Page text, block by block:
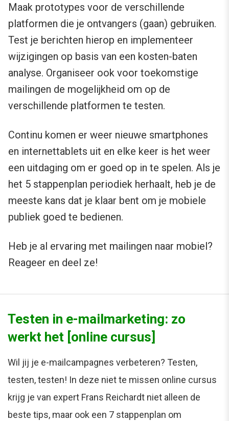
Maak prototypes voor de verschillende
platformen die je ontvangers (gaan) gebruiken.
Test je berichten hierop en implementeer
wijzigingen op basis van een kosten-baten
analyse. Organiseer ook voor toekomstige
mailingen de mogelijkheid om op de
verschillende platformen te testen.
Continu komen er weer nieuwe smartphones
en internettablets uit en elke keer is het weer
een uitdaging om er goed op in te spelen. Als je
het 5 stappenplan periodiek herhaalt, heb je de
meeste kans dat je klaar bent om je mobiele
publiek goed te bedienen.
Heb je al ervaring met mailingen naar mobiel?
Reageer en deel ze!
Testen in e-mailmarketing: zo
werkt het [online cursus]
Wil jij je e-mailcampagnes verbeteren? Testen,
testen, testen! In deze niet te missen online cursus
krijg je van expert Frans Reichardt niet alleen de
beste tips, maar ook een 7 stappenplan om